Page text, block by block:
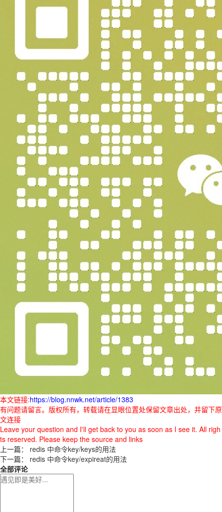
本文链接:https://blog.nnwk.net/article/1383
有问题请留言。版权所有，转载请在显眼位置处保留文章出处，并留下原
文连接
Leave your question and I'll get back to you as soon as I see it. All righ
ts reserved. Please keep the source and links
上一篇： redis 中命令key/keys的用法
下一篇： redis 中命令key/expireat的用法
全部评论